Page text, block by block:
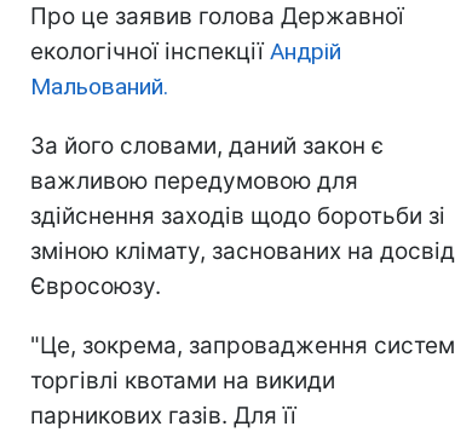
Про це заявив голова Державної
екологічної інспекціїАндрій
Мальований.
За його словами, даний закон є
важливою передумовою для
здійснення заходів щодо боротьби зі
зміною клімату, заснованих на
Євросоюзу.
"Це, зокрема, запровадження
торгівлі квотами на викиди
парникових газів. Для її